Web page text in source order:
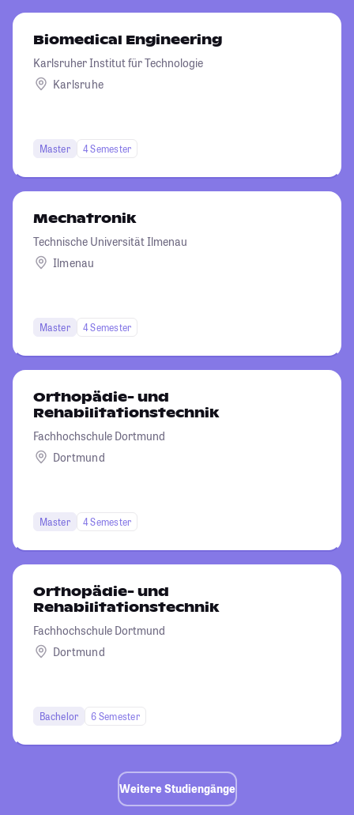
Biomedical Engineering
Karlsruher Institut für Technologie
Karlsruhe
Master 4 Semester
Mechatronik
Technische Universität Ilmenau
Ilmenau
Master 4 Semester
Orthopädie- und
Rehabilitationstechnik
Fachhochschule Dortmund
Dortmund
Master 4 Semester
Orthopädie- und
Rehabilitationstechnik
Fachhochschule Dortmund
Dortmund
Bachelor 6 Semester
Weitere Studiengänge